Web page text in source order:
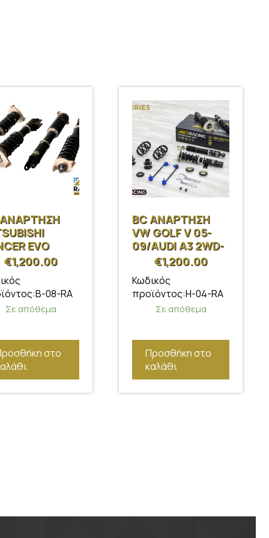
ΑΝΑΡΤΗΣΗ
EVO
VIII/IX 01-06
€1,200.00
08-RA
Σε απόθεμα
στο
BC ΑΝΑΡΤΗΣΗ
VW GOLF V 05-
09/AUDI A3 2WD-
AWD 03-12/
SKODA OCTAVIA
V 04-13/SEAT
LEON 05-12
€1,200.00
Κωδικός
προϊόντος:H-04-RA
Σε απόθεμα
Προσθήκη στο
καλάθι